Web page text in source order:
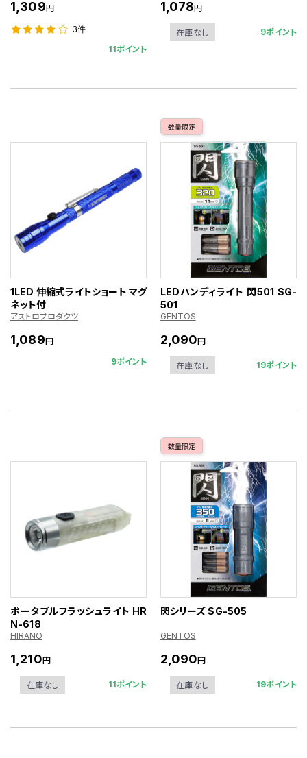
1,309円
3件
11ポイント
1,078円
在庫なし 9ポイント
1LED 伸縮式ライトショート マグ
ネット付
アストロプロダクツ
1,089円
9ポイント
数量限定
LEDハンディライト 閃501 SG-
501
GENTOS
2,090円
在庫なし 19ポイント
ポータブルフラッシュライト HR
N-618
HIRANO
1,210円
在庫なし 11ポイント
数量限定
閃シリーズ SG-505
GENTOS
2,090円
在庫なし 19ポイント